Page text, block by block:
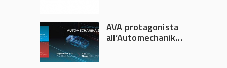
AVA protagonista
all’Automechanika